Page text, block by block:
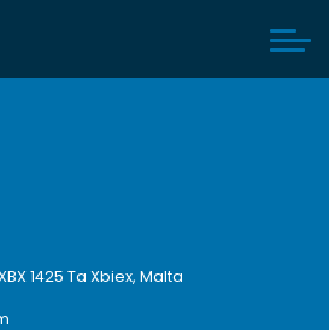
XBX 1425 Ta Xbiex, Malta